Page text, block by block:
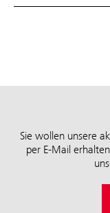
Sie wollen unsere
per E-Mail